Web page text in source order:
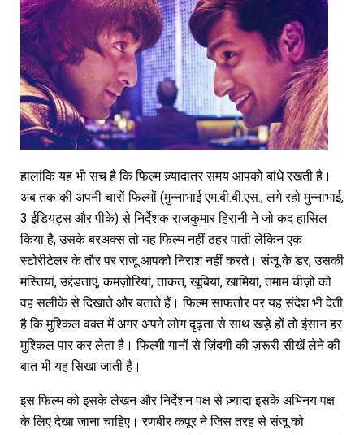
हालांकि यह भी सच है कि फिल्म ज़्यादातर समय आपको बांधे रखती है।
अब तक की अपनी चारों फिल्मों (मुन्नाभाई एम.बी.बी.एस., लगे रहो मुन्नाभाई,
3 ईडियट्स और पीके) से निर्देशक राजकुमार हिरानी ने जो कद हासिल
किया है, उसके बरअक्स तो यह फिल्म नहीं ठहर पाती लेकिन एक
स्टोरीटेलर के तौर पर राजू आपको निराश नहीं करते। संजू के डर, उसकी
मस्तियां, उद्दंडताएं, कमज़ोरियां, ताकत, खूबियां, खामियां, तमाम चीज़ों को
वह सलीके से दिखाते और बताते हैं। फिल्म साफतौर पर यह संदेश भी देती
है कि मुश्किल वक्त में अगर अपने लोग दृढ़ता से साथ खड़े हों तो इंसान हर
मुश्किल पार कर लेता है। फिल्मी गानों से ज़िंदगी की ज़रूरी सीखें लेने की
बात भी यह सिखा जाती है।
इस फिल्म को इसके लेखन और निर्देशन पक्ष से ज़्यादा इसके अभिनय पक्ष
के लिए देखा जाना चाहिए। रणबीर कपूर ने जिस तरह से संजू को